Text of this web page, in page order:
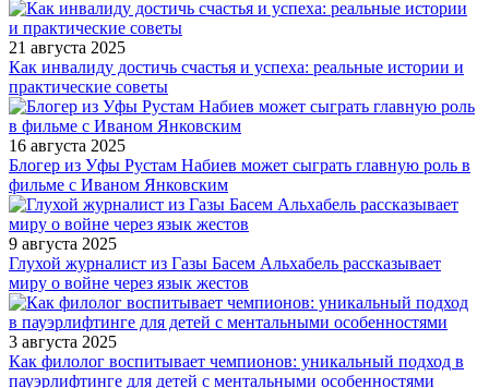
21 августа 2025
Как инвалиду достичь счастья и успеха: реальные истории и
практические советы
16 августа 2025
Блогер из Уфы Рустам Набиев может сыграть главную роль в
фильме с Иваном Янковским
9 августа 2025
Глухой журналист из Газы Басем Альхабель рассказывает
миру о войне через язык жестов
3 августа 2025
Как филолог воспитывает чемпионов: уникальный подход в
пауэрлифтинге для детей с ментальными особенностями